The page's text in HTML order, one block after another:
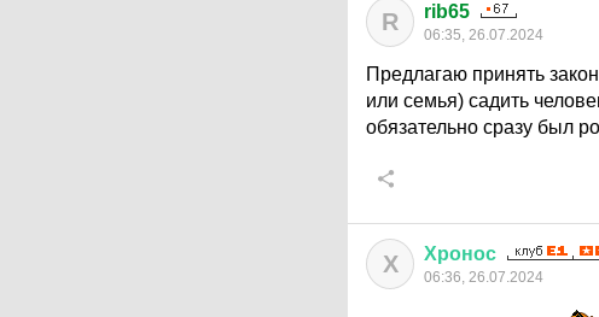
R rib65
06:35, 26.07.2024
Предлагаю принять
или семья) садить
обязательно сразу был
Х Хронос
06:36, 26.07.2024